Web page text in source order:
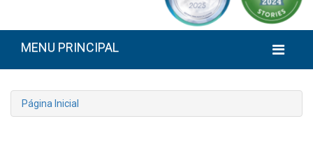
MENU PRINCIPAL
Página Inicial